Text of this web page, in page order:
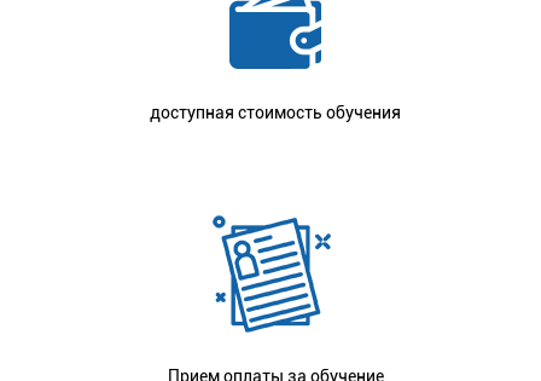
доступная стоимость обучения
Прием оплаты за обучение